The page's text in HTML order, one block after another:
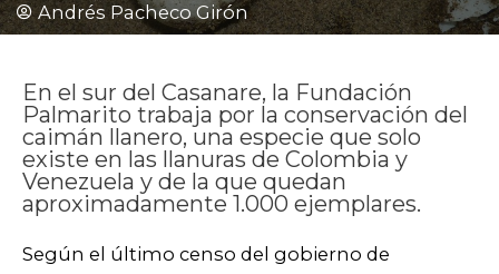
Andrés Pacheco Girón
En el sur del Casanare, la Fundación
Palmarito trabaja por la conservación del
caimán llanero, una especie que solo
existe en las llanuras de Colombia y
Venezuela y de la que quedan
aproximadamente 1.000 ejemplares.
Según el último censo del gobierno de